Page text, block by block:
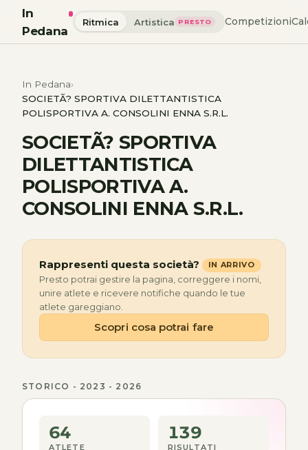
In
Pedana
Ritmica Artistica PRESTO Competizioni
In Pedana
SOCIETÃ? SPORTIVA DILETTANTISTICA
POLISPORTIVA A. CONSOLINI ENNA S.R.L.
SOCIETÃ? SPORTIVA
DILETTANTISTICA
POLISPORTIVA A.
CONSOLINI ENNA S.R.L.
Rappresenti questa società? IN ARRIVO
Presto potrai gestire la pagina, correggere i nomi,
unire atlete e ricevere notifiche quando le tue
atlete gareggiano.
Scopri cosa potrai fare
STORICO - 2023 - 2026
64
ATLETE
139
RISULTATI